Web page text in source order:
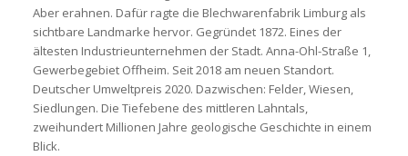
Aber erahnen. Dafür ragte die Blechwarenfabrik Limburg als
sichtbare Landmarke hervor. Gegründet 1872. Eines der
ältesten Industrieunternehmen der Stadt. Anna-Ohl-Straße 1,
Gewerbegebiet Offheim. Seit 2018 am neuen Standort.
Deutscher Umweltpreis 2020. Dazwischen: Felder, Wiesen,
Siedlungen. Die Tiefebene des mittleren Lahntals,
zweihundert Millionen Jahre geologische Geschichte in einem
Blick.